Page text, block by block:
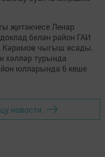
җитәкчесе Ленар
белән район ГАИ
Кәримов чыгыш ясады.
хәлләр турында
юлларында 6 кеше
новости